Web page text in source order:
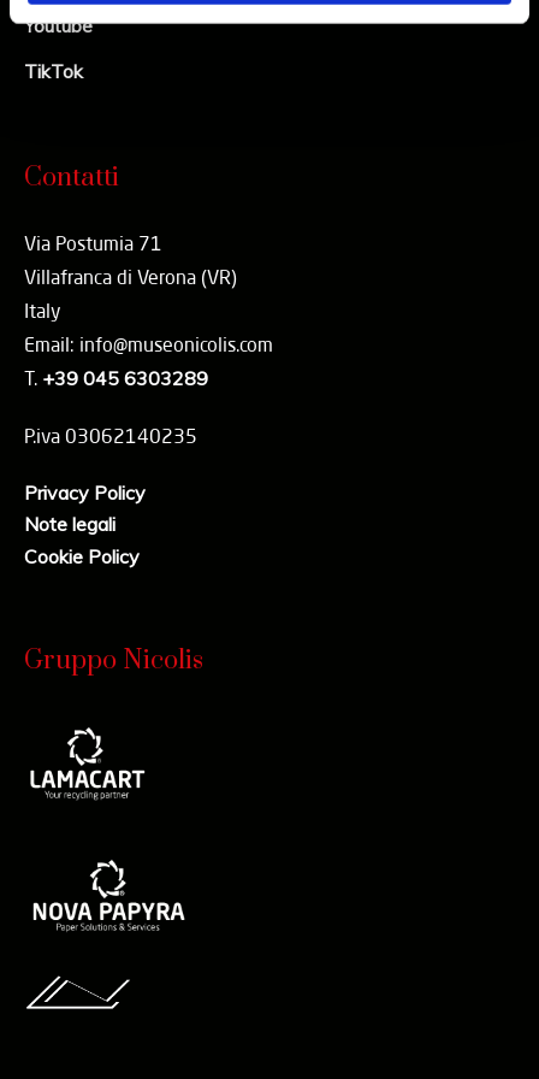
Youtube
TikTok
Contatti
Via Postumia 71
Villafranca di Verona (VR)
Italy
Email: info@museonicolis.com
T. +39 045 6303289
P.iva 03062140235
Privacy Policy
Note legali
Cookie Policy
Gruppo Nicolis